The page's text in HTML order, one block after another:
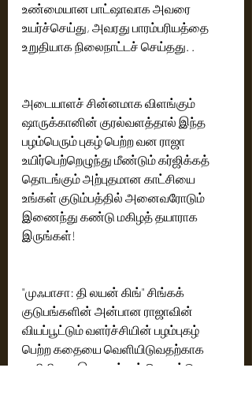
உண்மையான பாட்ஷாவாக அவரை
உயர்ச்செய்து, அவரது பாரம்பரியத்தை
உறுதியாக நிலைநாட்டச் செய்தது. .
அடையாளச் சின்னமாக விளங்கும்
ஷாருக்கானின் குரல்வளத்தால் இந்த
பழம்பெரும் புகழ் பெற்ற வன ராஜா
உயிர்பெற்றெழுந்து மீண்டும் கர்ஜிக்கத்
தொடங்கும் அற்புதமான காட்சியை
உங்கள் குடும்பத்தில் அனைவரோடும்
இணைந்து கண்டு மகிழத் தயாராக
இருங்கள்!
"முஃபாசா: தி லயன் கிங்" சிங்கக்
குடுபங்களின் அன்பான ராஜாவின்
வியப்பூட்டும் வளர்ச்சியின் பழம்புகழ்
பெற்ற கதையை வெளியிடுவதற்காக
ரஃபிகியை இணைத்துக் கொண்டு